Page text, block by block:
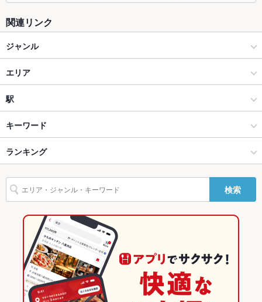
掘りごたつ
なし ：掘りごたつ席のご用意はございませんが、お席の希望
ソファー
なし ：ソファー席のご用意ございます！人気のお席になります
ので、ご希望の際はご予約がおすすめです！
テラス席
貸切
貸切不可 ：50名様以上から貸切可能！ご希望の際は、お気軽に
Wi-Fi あり
バリアフリ
なし ：お手伝いが必要な方はスタッフまでお申し付け下さい！
あり ：提携駐車場あり(ラブラ2駐車場/万代シティ第一駐車場/
万代シティ第二駐車場)
カラオケ設
あり
関連リンク
ジャンル
居酒屋
和風
新潟駅・万代・古町周辺 × 居酒屋
新潟駅・万代・古町周辺 × 和風
新潟駅 × 居酒屋
新潟駅 × 和風
新潟駅・万代・古町周辺 × 和食
エリア
新潟駅前
新潟駅前 × 居酒屋
新潟駅前 × 和風
新潟駅前 × 和食
新潟駅前 × 鍋
新潟 × 居酒屋
新潟 × 和風
駅
新潟駅
キーワード
卵焼き 手羽先
ランキング
新潟のグルメランキング
新潟の居酒屋ランキング
新潟駅・万代・古町周辺のグルメランキング
新潟駅・万代・古町周辺の居酒屋ランキング
新潟駅前のグルメランキング
検索